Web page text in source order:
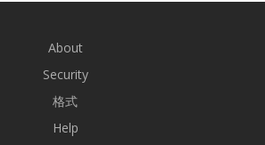
About
Security
格式
Help